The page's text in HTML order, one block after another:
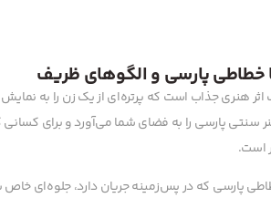
با خطاطی پارسی و الگوهای ظریف
اثر هنری جذاب است که پرتره‌ای از یک زن را به
پارسی را به فضای شما می‌آورد و برای کسانی
است.
پارسی که در پس‌زمینه جریان دارد، جلوه‌ای